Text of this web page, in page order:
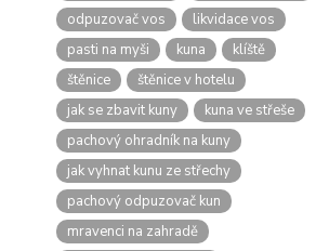
odpuzovač vos
likvidace vos
pasti na myši
kuna
klíště
štěnice
štěnice v hotelu
jak se zbavit kuny
kuna ve střeše
pachový ohradník na kuny
jak vyhnat kunu ze střechy
pachový odpuzovač kun
mravenci na zahradě